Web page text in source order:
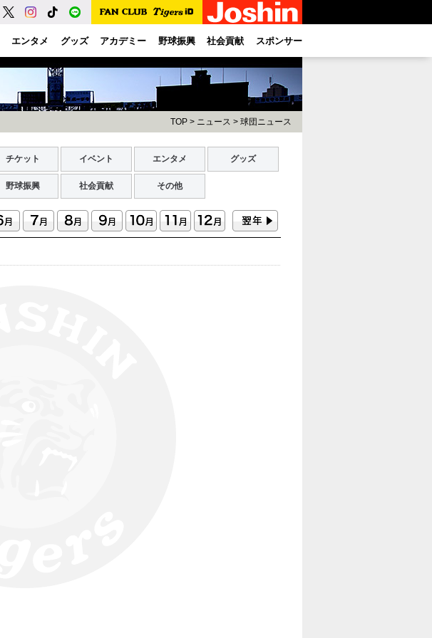
エンタメ グッズ アカデミー 野球振興 社会貢献 スポンサー
TOP > ニュース > 球団ニュース
チケット イベント エンタメ グッズ
野球振興 社会貢献 その他